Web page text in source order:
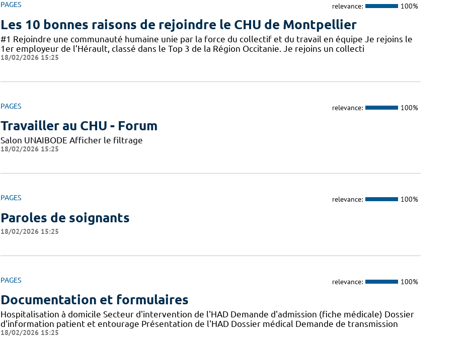
PAGES relevance: 100%
Les 10 bonnes raisons de rejoindre le CHU de Montpellier
#1 Rejoindre une communauté humaine unie par la force du collectif et du travail en équipe Je rejoins le
1er employeur de l’Hérault, classé dans le Top 3 de la Région Occitanie. Je rejoins un collecti
18/02/2026 15:25
PAGES relevance: 100%
Travailler au CHU - Forum
Salon UNAIBODE Afficher le filtrage
18/02/2026 15:25
PAGES relevance: 100%
Paroles de soignants
18/02/2026 15:25
PAGES relevance: 100%
Documentation et formulaires
Hospitalisation à domicile Secteur d'intervention de l'HAD Demande d'admission (fiche médicale) Dossier
d'information patient et entourage Présentation de l'HAD Dossier médical Demande de transmission
18/02/2026 15:25